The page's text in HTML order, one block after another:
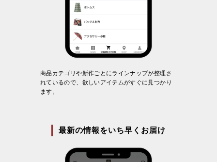
商品カテゴリや新作ごとにラインナップが整理さ
れているので、欲しいアイテムがすぐに見つかり
ます。
最新の情報をいち早くお届け